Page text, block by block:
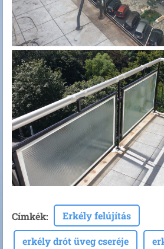
Címkék: Erkély felújítás
erkély drót üveg cseréje